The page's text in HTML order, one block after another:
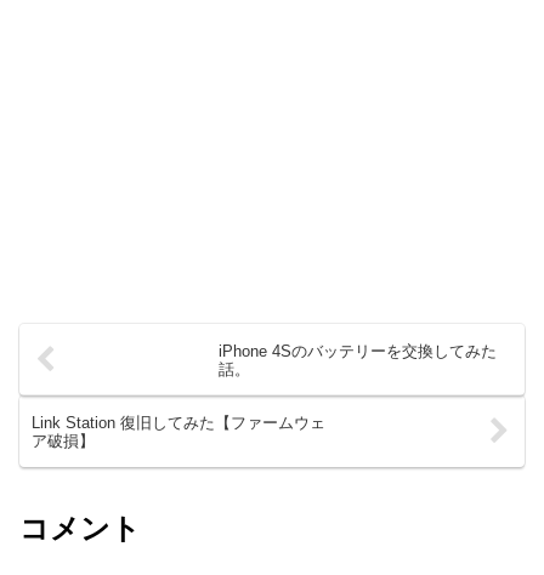
iPhone 4Sのバッテリーを交換してみた
話。
Link Station 復旧してみた【ファームウェ
ア破損】
コメント